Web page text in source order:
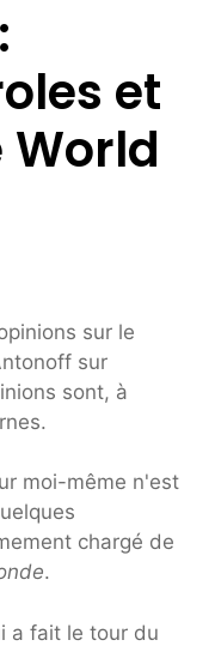
et
sur le
sur
sont, à
moi-même n'est
chargé de
.
a fait le tour du